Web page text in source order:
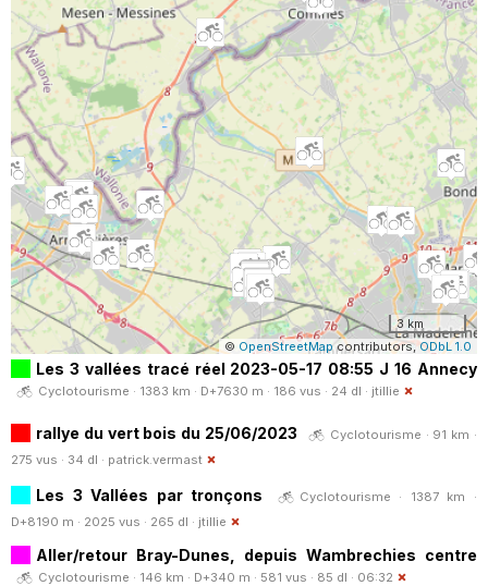
3 km
© OpenStreetMapcontributors,ODbL 1.0
Les 3 vallées tracé réel 2023-05-17 08:55 J 16 Annecy
Cyclotourisme · 1383 km · D+7630 m · 186 vus · 24 dl · jtillie
rallye du vert bois du 25/06/2023
Cyclotourisme · 91 km ·
275 vus · 34 dl · patrick.vermast
Les 3 Vallées par tronçons
Cyclotourisme · 1387 km ·
D+8190 m · 2025 vus · 265 dl · jtillie
Aller/retour Bray-Dunes, depuis Wambrechies centre
Cyclotourisme · 146 km · D+340 m · 581 vus · 85 dl · 06:32